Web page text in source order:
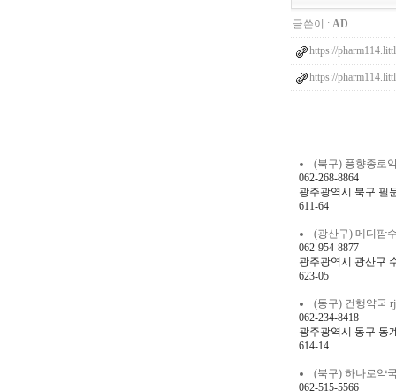
글쓴이 :AD
https://
https://
(북구) 풍향종로
062-268-8864
광주광역시 북구 필
611-64
(광산구) 메디팜
062-954-8877
광주광역시 광산구
623-05
(동구) 건행약국
062-234-8418
광주광역시 동구 동
614-14
(북구) 하나로약
062-515-5566